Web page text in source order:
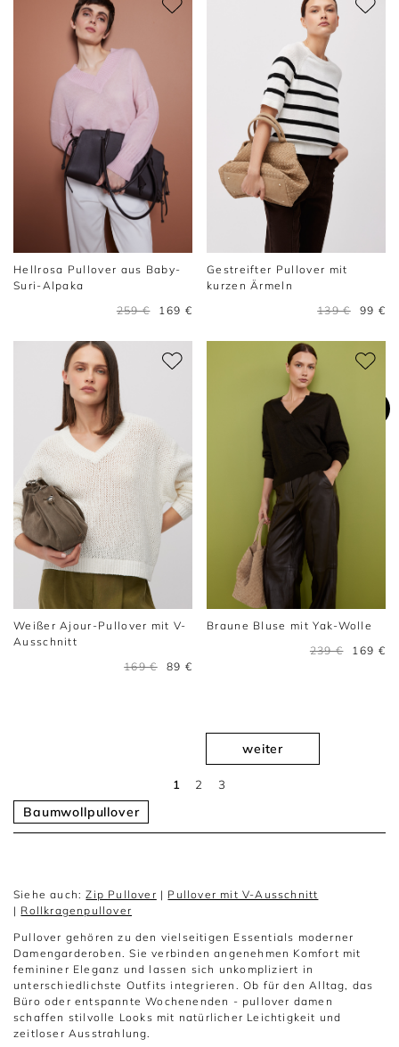
Hellrosa Pullover aus Baby-
Suri-Alpaka
259 €
169 €
Gestreifter Pullover mit
kurzen Ärmeln
139 €
99 €
Weißer Ajour-Pullover mit V-
Ausschnitt
169 €
89 €
Braune Bluse mit Yak-Wolle
239 €
169 €
1 2 3
weiter
Baumwollpullover
Siehe auch:Zip Pullover | Pullover mit V-Ausschnitt
| Rollkragenpullover
Pullover gehören zu den vielseitigen Essentials moderner
Damengarderoben. Sie verbinden angenehmen Komfort mit
femininer Eleganz und lassen sich unkompliziert in
unterschiedlichste Outfits integrieren. Ob für den Alltag, das
Büro oder entspannte Wochenenden - pullover damen
schaffen stilvolle Looks mit natürlicher Leichtigkeit und
zeitloser Ausstrahlung.